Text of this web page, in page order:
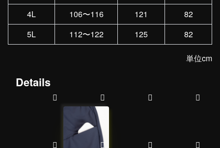
4L
106〜116 121
82
5L
112〜122 125 82
単位cm
Details